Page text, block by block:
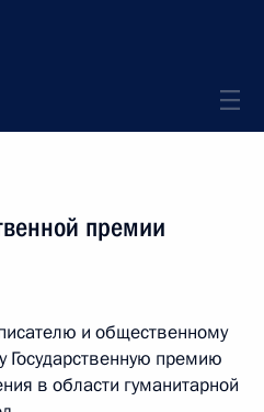
премии
и общественному
Государственную премию
в области гуманитарной